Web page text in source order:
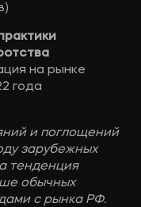
на рынке
года
и поглощений
зарубежных
тенденция
обычных
с рынка РФ.